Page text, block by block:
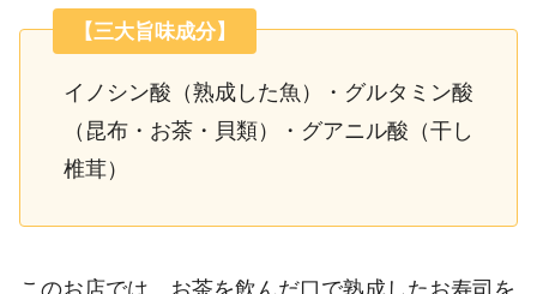
【三大旨味成分】
イノシン酸（熟成した魚）・グルタミン酸
（昆布・お茶・貝類）・グアニル酸（干し
椎茸）
このお店では、お茶を飲んだ口で熟成したお寿司を